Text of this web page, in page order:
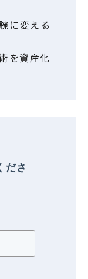
に変える
を資産化
ださ